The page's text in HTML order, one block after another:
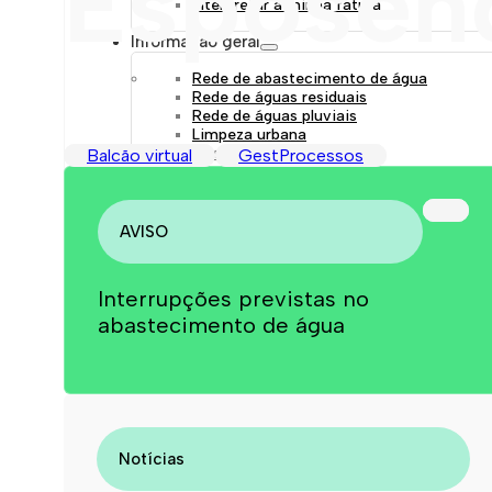
Interpretar a minha fatura
Informação geral
Rede de abastecimento de água
Rede de águas residuais
Rede de águas pluviais
Limpeza urbana
Gestão de resíduos
Espaços verdes
Indicadores ERSAR
Qualidade da água
Contactos
Balcão virtual GestProcessos
AVISO
Interrupções previstas no
abastecimento de água
Notícias